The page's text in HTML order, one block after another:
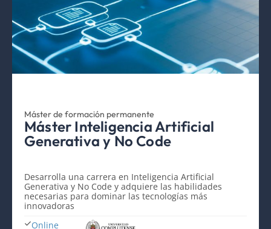
Máster de formación permanente
Máster Inteligencia Artificial
Generativa y No Code
Desarrolla una carrera en Inteligencia Artificial
Generativa y No Code y adquiere las habilidades
necesarias para dominar las tecnologías más
innovadoras
Online